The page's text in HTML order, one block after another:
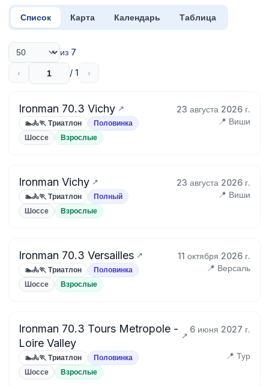
Список Карта Календарь Таблица
из 7
‹ / 1 ›
Ironman 70.3 Vichy 23 августа 2026 г.
🏊🚴🏃 Триатлон Половинка 📍 Виши
Шоссе Взрослые
Ironman Vichy 23 августа 2026 г.
🏊🚴🏃 Триатлон Полный 📍 Виши
Шоссе Взрослые
Ironman 70.3 Versailles 11 октября 2026 г.
🏊🚴🏃 Триатлон Половинка 📍 Версаль
Шоссе Взрослые
Ironman 70.3 Tours Metropole -
Loire Valley
6 июня 2027 г.
🏊🚴🏃 Триатлон Половинка 📍 Тур
Шоссе Взрослые